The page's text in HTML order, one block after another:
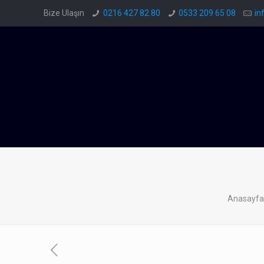
Bize Ulaşın 0216 427 82 80 0533 209 65 08
Anasayfa